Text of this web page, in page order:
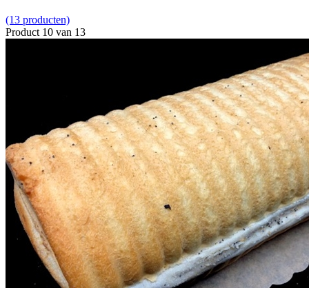
(13 producten)
Product 10 van 13